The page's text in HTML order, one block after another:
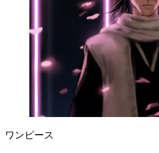
ワンピース